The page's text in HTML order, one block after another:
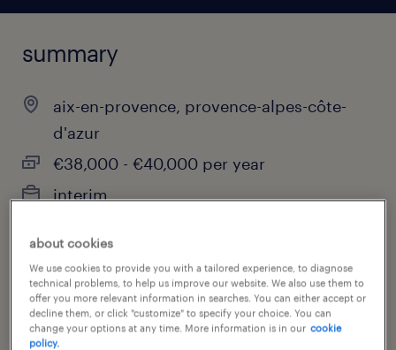
summary
aix-en-provence, provence-alpes-côte-
d'azur
€38,000 - €40,000 per year
interim
job category
information technology
about cookies
We use cookies to provide you with a tailored experience, to diagnose
technical problems, to help us improve our website. We also use them to
offer you more relevant information in searches. You can either accept or
decline them, or click "customize" to specify your choice. You can
change your options at any time. More information is in our cookie
policy.